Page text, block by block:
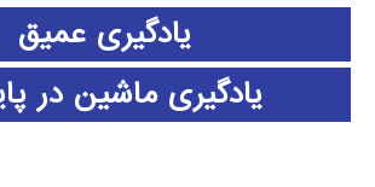
یادگیری عمیق
یادگیری ماشین در